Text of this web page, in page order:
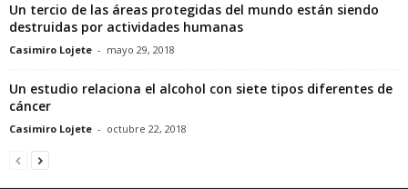
Un tercio de las áreas protegidas del mundo están siendo
destruidas por actividades humanas
Casimiro Lojete - mayo 29, 2018
Un estudio relaciona el alcohol con siete tipos diferentes de
cáncer
Casimiro Lojete - octubre 22, 2018